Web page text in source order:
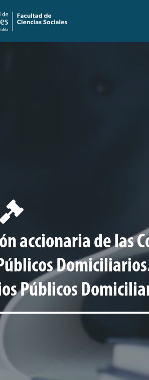
accionaria de las
Públicos